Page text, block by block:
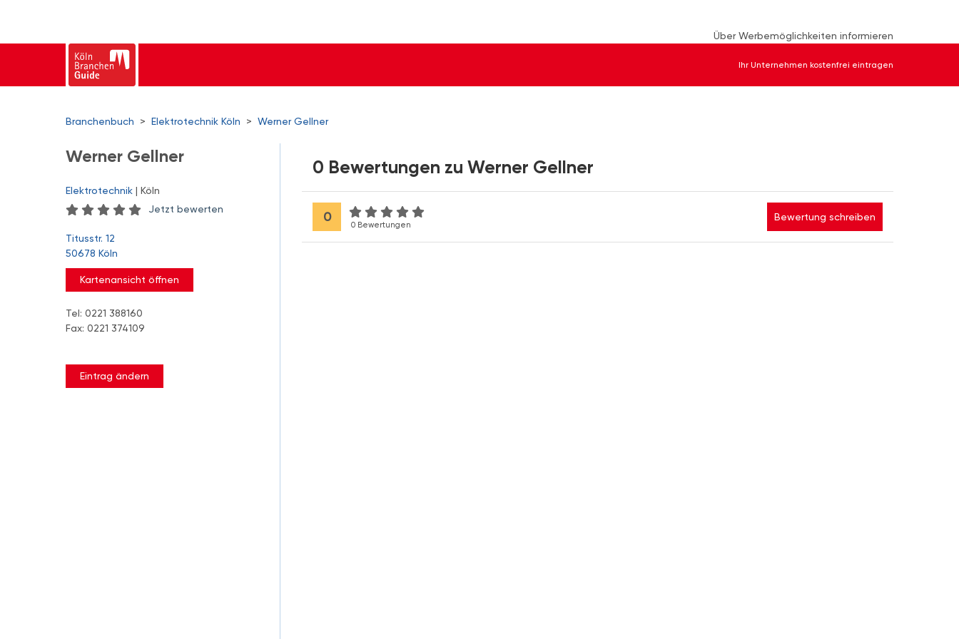
Über Werbemöglichkeiten informieren
Ihr Unternehmen kostenfrei eintragen
Branchenbuch > Elektrotechnik Köln > Werner Gellner
Werner Gellner
Elektrotechnik | Köln
Jetzt bewerten
Titusstr. 12
50678 Köln
Kartenansicht öffnen
Tel: 0221 388160
Fax: 0221 374109
Eintrag ändern
0 Bewertungen zu Werner Gellner
0
0 Bewertungen
Bewertung schreiben